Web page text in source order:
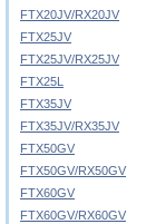
FTX20JV/RX20JV
FTX25JV
FTX25JV/RX25JV
FTX25L
FTX35JV
FTX35JV/RX35JV
FTX50GV
FTX50GV/RX50GV
FTX60GV
FTX60GV/RX60GV